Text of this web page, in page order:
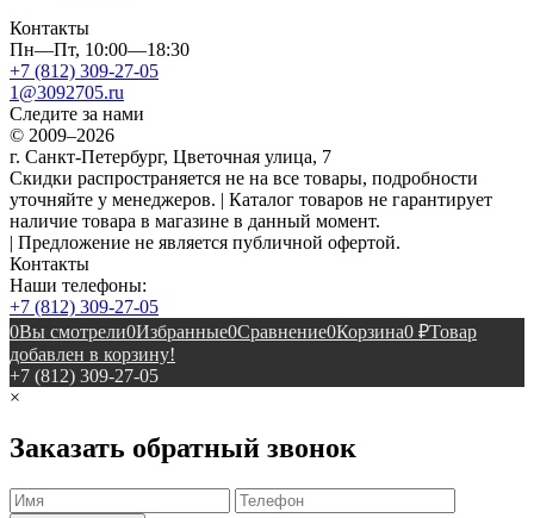
Контакты
Пн—Пт, 10:00—18:30
+7 (812) 309-27-05
1@3092705.ru
Следите за нами
© 2009–2026
г. Санкт-Петербург, Цветочная улица, 7
Скидки распространяется не на все товары, подробности
уточняйте у менеджеров. | Каталог товаров не гарантирует
наличие товара в магазине в данный момент.
| Предложение не является публичной офертой.
Контакты
Наши телефоны:
+7 (812) 309-27-05
0Вы смотрели0Избранные0Сравнение0Корзина0 ₽Товар
добавлен в корзину!
+7 (812) 309-27-05
×
Заказать обратный звонок